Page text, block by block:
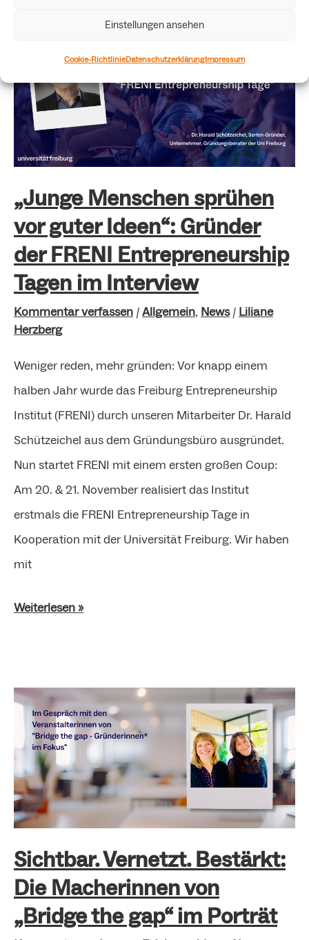
Einstellungen ansehen
Cookie-RichtlinieDatenschutzerklärungImpressum
„Junge Menschen sprühen
vor guter Ideen“: Gründer
der FRENI Entrepreneurship
Tagen im Interview
Kommentar verfassen / Allgemein, News/ Liliane
Herzberg
Weniger reden, mehr gründen: Vor knapp einem
halben Jahr wurde das Freiburg Entrepreneurship
Institut (FRENI) durch unseren Mitarbeiter Dr. Harald
Schützeichel aus dem Gründungsbüro ausgründet.
Nun startet FRENI mit einem ersten großen Coup:
Am 20. & 21. November realisiert das Institut
erstmals die FRENI Entrepreneurship Tage in
Kooperation mit der Universität Freiburg. Wir haben
mit
Menschen
sprühen
guter
Ideen“:
Gründer
der
FRENI
Entrepreneurship
Tagen
im
Interview
Weiterlesen »
Sichtbar. Vernetzt. Bestärkt:
Die Macherinnen von
„Bridge the gap“ im Porträt
Sichtbar.
Vernetzt.
Bestärkt:
Die
Macherinnen
von
„Bridge
the
gap“
im